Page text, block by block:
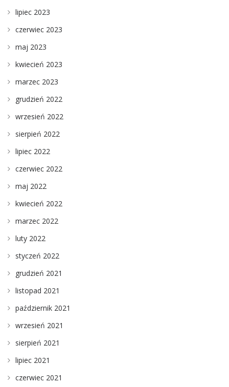
lipiec 2023
czerwiec 2023
maj 2023
kwiecień 2023
marzec 2023
grudzień 2022
wrzesień 2022
sierpień 2022
lipiec 2022
czerwiec 2022
maj 2022
kwiecień 2022
marzec 2022
luty 2022
styczeń 2022
grudzień 2021
listopad 2021
październik 2021
wrzesień 2021
sierpień 2021
lipiec 2021
czerwiec 2021